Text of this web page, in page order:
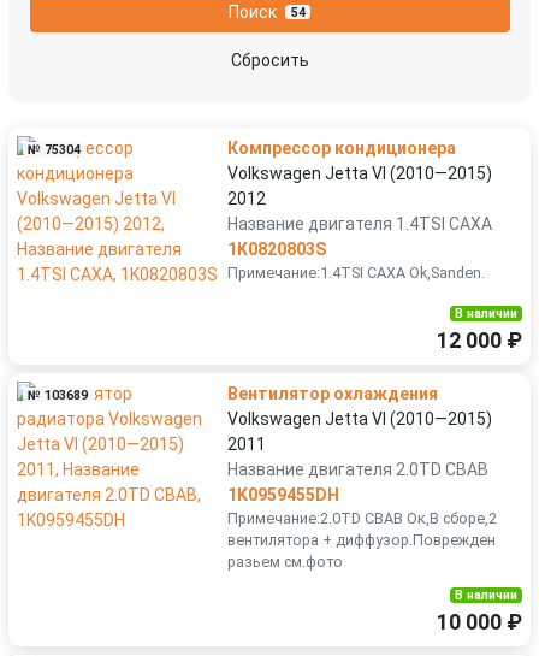
Поиск 54
Сбросить
№ 75304
Компрессор кондиционера
Volkswagen Jetta VI (2010—2015)
2012
Название двигателя 1.4TSI CAXA
1K0820803S
Примечание:1.4TSI CAXA Ok,Sanden.
В наличии
12 000 ₽
№ 103689
Вентилятор охлаждения
Volkswagen Jetta VI (2010—2015)
2011
Название двигателя 2.0TD CBAB
1K0959455DH
Примечание:2.0TD CBAB Ок,В сборе,2
вентилятора + диффузор.Поврежден
разьем см.фото
В наличии
10 000 ₽